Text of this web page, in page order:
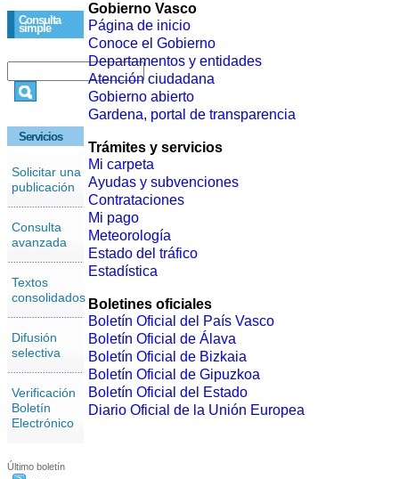
Consulta
simple
Servicios
Solicitar una
publicación
Consulta
avanzada
Textos
consolidados
Difusión
selectiva
Verificación
Boletín
Electrónico
Último boletín
Gobierno Vasco
Página de inicio
Conoce el Gobierno
Departamentos y entidades
Atención ciudadana
Gobierno abierto
Gardena, portal de transparencia
Trámites y servicios
Mi carpeta
Ayudas y subvenciones
Contrataciones
Mi pago
Meteorología
Estado del tráfico
Estadística
Boletines oficiales
Boletín Oficial del País Vasco
Boletín Oficial de Álava
Boletín Oficial de Bizkaia
Boletín Oficial de Gipuzkoa
Boletín Oficial del Estado
Diario Oficial de la Unión Europea